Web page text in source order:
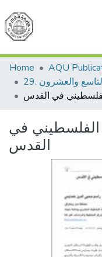
Home
AQU
والعشرون .29
الفلسطيني في
القدس